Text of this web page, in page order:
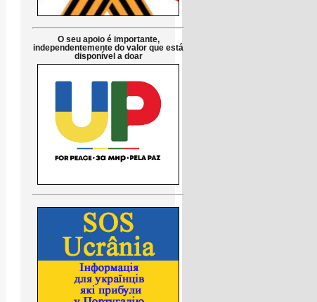
O seu apoio é importante,
independentemente do valor que está
disponível a doar